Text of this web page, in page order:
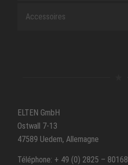
Accessoires
ELTEN GmbH
Ostwall 7-13
47589 Uedem, Allemagne
Téléphone: + 49 (0) 2825 – 80168